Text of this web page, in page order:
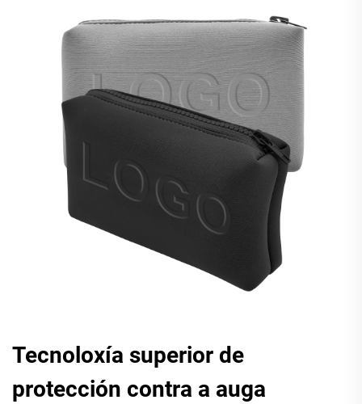
Tecnoloxía superior de
protección contra a auga